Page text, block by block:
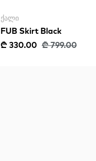
ᲥᲐᲚᲘ
FUB Skirt Black
₾ 330.00 ₾ 799.00